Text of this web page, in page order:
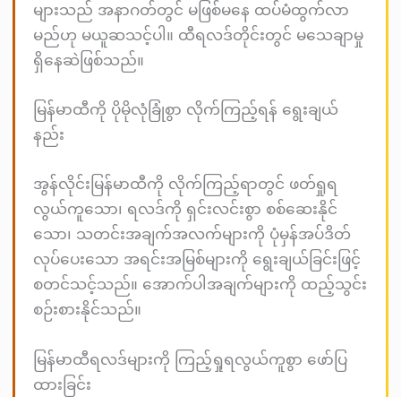
များသည် အနာဂတ်တွင် မဖြစ်မနေ ထပ်မံထွက်လာ
မည်ဟု မယူဆသင့်ပါ။ ထီရလဒ်တိုင်းတွင် မသေချာမှု
ရှိနေဆဲဖြစ်သည်။
မြန်မာထီကို ပိုမိုလုံခြုံစွာ လိုက်ကြည့်ရန် ရွေးချယ်
နည်း
အွန်လိုင်းမြန်မာထီကို လိုက်ကြည့်ရာတွင် ဖတ်ရှုရ
လွယ်ကူသော၊ ရလဒ်ကို ရှင်းလင်းစွာ စစ်ဆေးနိုင်
သော၊ သတင်းအချက်အလက်များကို ပုံမှန်အပ်ဒိတ်
လုပ်ပေးသော အရင်းအမြစ်များကို ရွေးချယ်ခြင်းဖြင့်
စတင်သင့်သည်။ အောက်ပါအချက်များကို ထည့်သွင်း
စဉ်းစားနိုင်သည်။
မြန်မာထီရလဒ်များကို ကြည့်ရှုရလွယ်ကူစွာ ဖော်ပြ
ထားခြင်း